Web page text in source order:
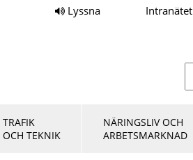
Lyssna Intranätet
TRAFIK
OCH TEKNIK
NÄRINGSLIV OCH
ARBETSMARKNAD